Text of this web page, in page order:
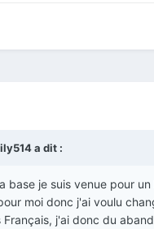
a dit :
base je suis venue pour
moi donc j'ai voulu
j'ai donc du